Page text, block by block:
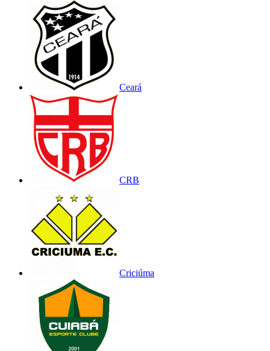
Ceará
CRB
Criciúma